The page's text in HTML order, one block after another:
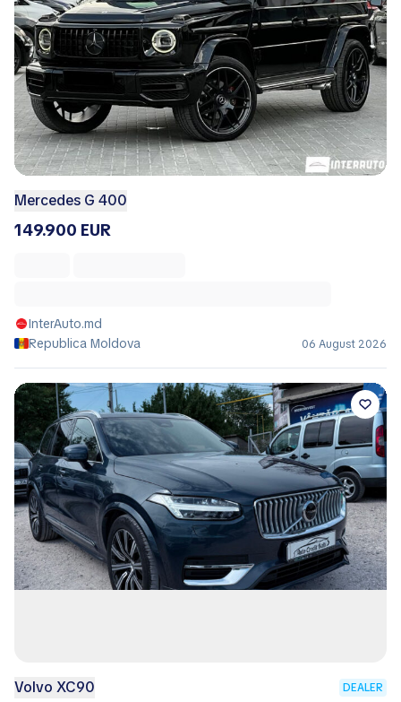
Mercedes G 400
149.900 EUR
InterAuto.md
Republica Moldova
06 August 2026
Volvo XC90 DEALER